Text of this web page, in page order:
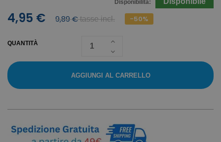
Disponibilità:
4,95 € 9,89 €tasse incl. -50%
QUANTITÀ
AGGIUNGI AL CARRELLO